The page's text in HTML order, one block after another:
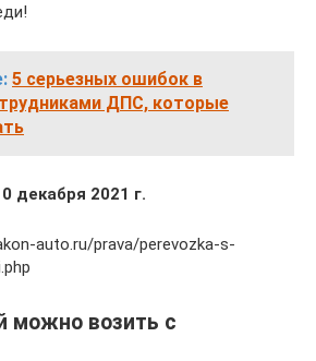
5 серьезных ошибок в
ДПС, которые
декабря 2021 г.
auto.ru/prava/perevozka-s-
можно возить с